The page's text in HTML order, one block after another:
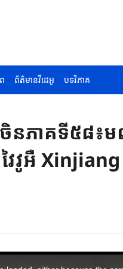
ព័ត៌មានវីដេអូ បទវិភាគ
ភាគទី៥៨៖
វូអឺ Xinjiang